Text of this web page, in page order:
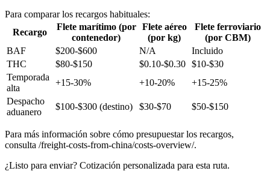
Para comparar los recargos habituales:
Recargo
Flete marítimo (por
contenedor)
Flete aéreo
(por kg)
Flete ferroviario
(por CBM)
BAF
$200-$600 N/A
Incluido
THC
$80-$150 $0.10-$0.30 $10-$30
Temporada
alta
+15-30% +10-20%
+15-25%
Despacho
aduanero
$100-$300 (destino) $30-$70 $50-$150
Para más información sobre cómo presupuestar los recargos,
consulta /freight-costs-from-china/costs-overview/.
¿Listo para enviar? Cotización personalizada para esta ruta.